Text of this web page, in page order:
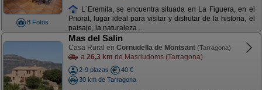
8 Fotos
L´Eremita, se encuentra situada en La Figuera, en el
Priorat, lugar ideal para visitar y disfrutar de la historia, el
paisaje, la naturaleza ...
Mas del Salin
Casa Rural en Cornudella de Montsant (Tarragona)
a 26,3 km de Masriudoms (Tarragona)
2-9 plazas
40 €
30 km de Tarragona